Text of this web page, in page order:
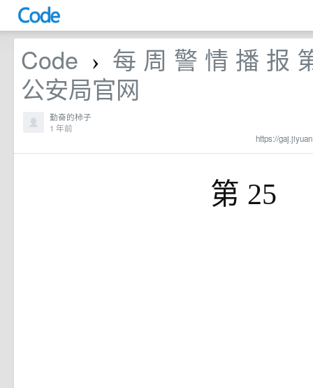
Code › 每 周 警 情 播 报
公安局官网
https://
勤奋的柿子
1 年前
第 25